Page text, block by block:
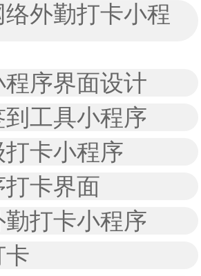
外勤打卡小程
序界面设计
工具小程序
打卡小程序
卡界面
勤打卡小程序
卡